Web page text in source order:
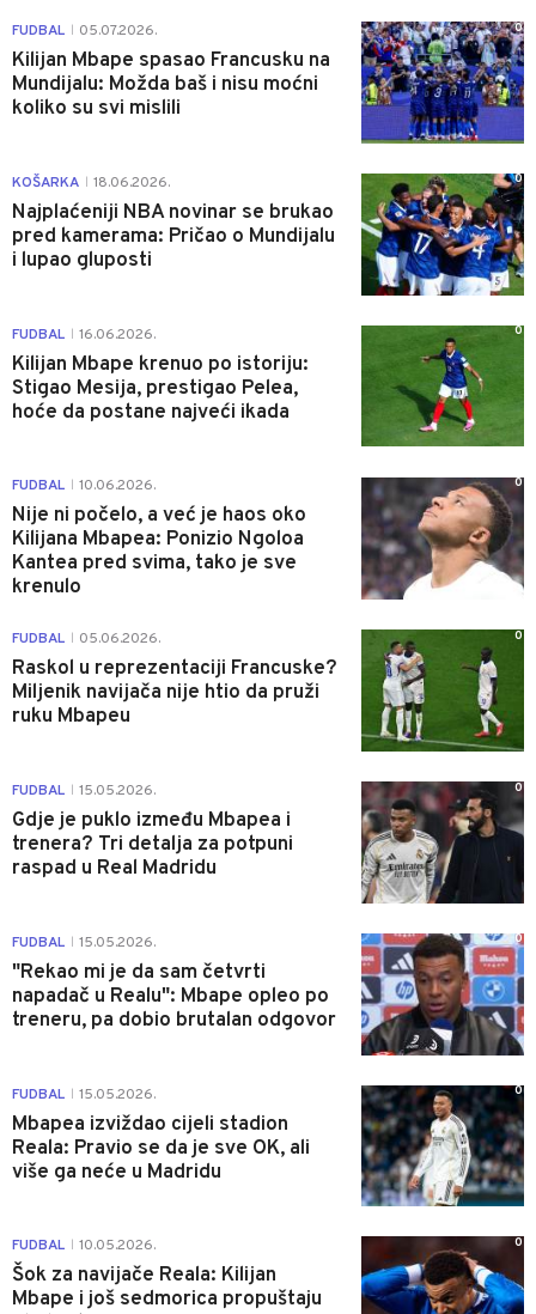
FUDBAL 05.07.2026.
Kilijan Mbape spasao Francusku na
Mundijalu: Možda baš i nisu moćni
koliko su svi mislili
0
KOŠARKA 18.06.2026.
Najplaćeniji NBA novinar se brukao
pred kamerama: Pričao o Mundijalu
i lupao gluposti
0
FUDBAL 16.06.2026.
Kilijan Mbape krenuo po istoriju:
Stigao Mesija, prestigao Pelea,
hoće da postane najveći ikada
0
FUDBAL 10.06.2026.
Nije ni počelo, a već je haos oko
Kilijana Mbapea: Ponizio Ngoloa
Kantea pred svima, tako je sve
krenulo
0
FUDBAL 05.06.2026.
Raskol u reprezentaciji Francuske?
Miljenik navijača nije htio da pruži
ruku Mbapeu
0
FUDBAL 15.05.2026.
Gdje je puklo između Mbapea i
trenera? Tri detalja za potpuni
raspad u Real Madridu
0
FUDBAL 15.05.2026.
"Rekao mi je da sam četvrti
napadač u Realu": Mbape opleo po
treneru, pa dobio brutalan odgovor
0
FUDBAL 15.05.2026.
Mbapea izviždao cijeli stadion
Reala: Pravio se da je sve OK, ali
više ga neće u Madridu
0
FUDBAL 10.05.2026.
Šok za navijače Reala: Kilijan
Mbape i još sedmorica propuštaju
0